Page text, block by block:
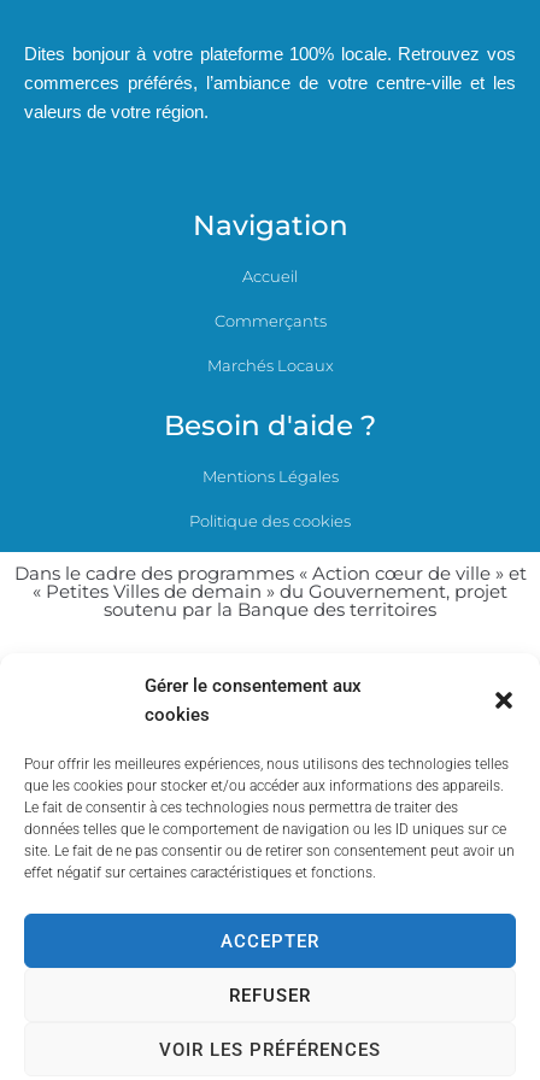
Gérer le consentement aux
cookies
Pour offrir les meilleures expériences, nous utilisons des technologies telles
que les cookies pour stocker et/ou accéder aux informations des appareils.
Le fait de consentir à ces technologies nous permettra de traiter des
données telles que le comportement de navigation ou les ID uniques sur ce
site. Le fait de ne pas consentir ou de retirer son consentement peut avoir un
effet négatif sur certaines caractéristiques et fonctions.
ACCEPTER
REFUSER
VOIR LES PRÉFÉRENCES
Dites bonjour à votre plateforme 100% locale. Retrouvez vos
commerces préférés, l’ambiance de votre centre-ville et les
valeurs de votre région.
Navigation
Accueil
Commerçants
Marchés Locaux
Besoin d'aide ?
Mentions Légales
Politique des cookies
Dans le cadre des programmes « Action cœur de ville » et
« Petites Villes de demain » du Gouvernement, projet
soutenu par la Banque des territoires
2022 © Tous droits réservés